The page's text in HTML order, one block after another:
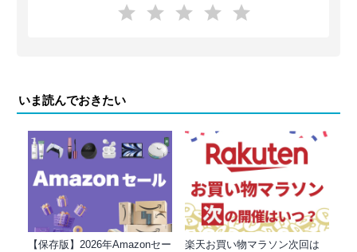
いま読んでおきたい
【保存版】2026年Amazonセー
楽天お買い物マラソン次回は